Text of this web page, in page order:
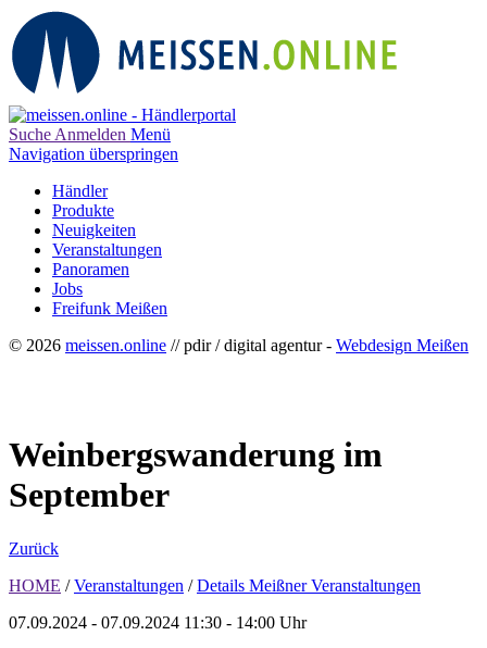
Suche Anmelden Menü
Navigation überspringen
Händler
Produkte
Neuigkeiten
Veranstaltungen
Panoramen
Jobs
Freifunk Meißen
© 2026 meissen.online // pdir / digital agentur - Webdesign Meißen
Weinbergswanderung im
September
Zurück
HOME / Veranstaltungen / Details Meißner Veranstaltungen
07.09.2024 - 07.09.2024 11:30 - 14:00 Uhr